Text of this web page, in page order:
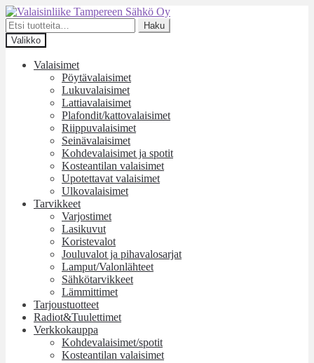
Siirry
navigointiin
Siirry
sisältöön
Etsi:
Haku
Valikko
Valaisimet
Pöytävalaisimet
Lukuvalaisimet
Lattiavalaisimet
Plafondit/kattovalaisimet
Riippuvalaisimet
Seinävalaisimet
Kohdevalaisimet ja spotit
Kosteantilan valaisimet
Upotettavat valaisimet
Ulkovalaisimet
Tarvikkeet
Varjostimet
Lasikuvut
Koristevalot
Jouluvalot ja pihavalosarjat
Lamput/Valonlähteet
Sähkötarvikkeet
Lämmittimet
Tarjoustuotteet
Radiot&Tuulettimet
Verkkokauppa
Kohdevalaisimet/spotit
Kosteantilan valaisimet